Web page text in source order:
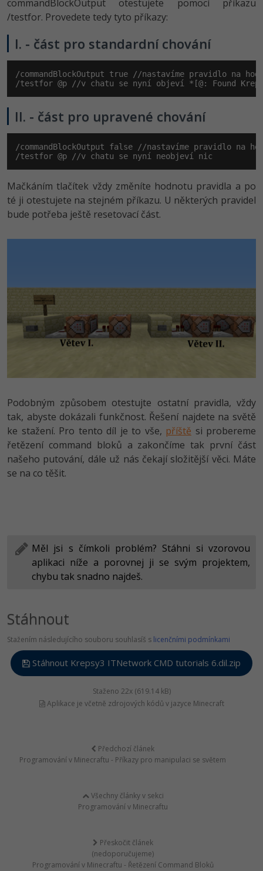
commandBlockOutput otestujete pomocí příkazu
/testfor. Provedete tedy tyto příkazy:
I. - část pro standardní chování
/commandBlockOutput true //nastavíme pravidlo na
/testfor @p //v chatu se nyní objeví *[@: Found
II. - část pro upravené chování
/commandBlockOutput false //nastavíme pravidlo na
/testfor @p //v chatu se nyní neobjeví nic
Mačkáním tlačítek vždy změníte hodnotu pravidla a po
té ji otestujete na stejném příkazu. U některých pravidel
bude potřeba ještě resetovací část.
Podobným způsobem otestujte ostatní pravidla, vždy
tak, abyste dokázali funkčnost. Řešení najdete na světě
ke stažení. Pro tento díl je to vše, příště si probereme
řetězení command bloků a zakončíme tak první část
našeho putování, dále už nás čekají složitější věci. Máte
se na co těšit.
Měl jsi s čímkoli problém? Stáhni si vzorovou
aplikaci níže a porovnej ji se svým projektem,
chybu tak snadno najdeš.
Stáhnout
Stažením následujícího souboru souhlasíš s licenčními podmínkami
Stáhnout Krepsy3 ITNetwork CMD tutorials 6.dil.zip
Staženo 22x (619.14 kB)
Aplikace je včetně zdrojových kódů v jazyce Minecraft
Předchozí článek
Programování v Minecraftu - Příkazy pro manipulaci se světem
Všechny články v sekci
Programování v Minecraftu
Přeskočit článek
(nedoporučujeme)
Programování v Minecraftu - Řetězení Command Bloků